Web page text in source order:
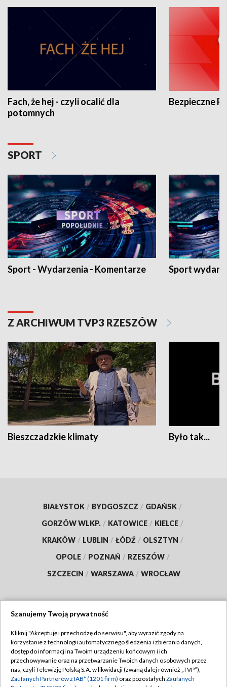
Fach, że hej - czyli ocalić dla
potomnych
Bezpieczne
SPORT
Sport - Wydarzenia - Komentarze Sport
Z ARCHIWUM TVP3 RZESZÓW
Bieszczadzkie klimaty Było tak...
BIAŁYSTOK / BYDGOSZCZ / GDAŃSK /
GORZÓW WLKP. / KATOWICE / KIELCE /
KRAKÓW / LUBLIN / ŁÓDŹ / OLSZTYN /
OPOLE / POZNAŃ / RZESZÓW /
SZCZECIN / WARSZAWA / WROCŁAW
TVP
Abonament TVP
Emisja w TVP
Regulamin TVP
Polityka prywatności
Szanujemy Twoją prywatność
Kliknij "Akceptuję i przechodzę do serwisu", aby wyrazić zgody na
korzystanie z technologii automatycznego śledzenia i zbierania danych,
dostęp do informacji na Twoim urządzeniu końcowym i ich
przechowywanie oraz na przetwarzanie Twoich danych osobowych przez
nas, czyli Telewizję Polską S.A. w likwidacji (zwaną dalej również „TVP”),
Zaufanych Partnerów z IAB* (1201 firm) oraz pozostałych Zaufanych